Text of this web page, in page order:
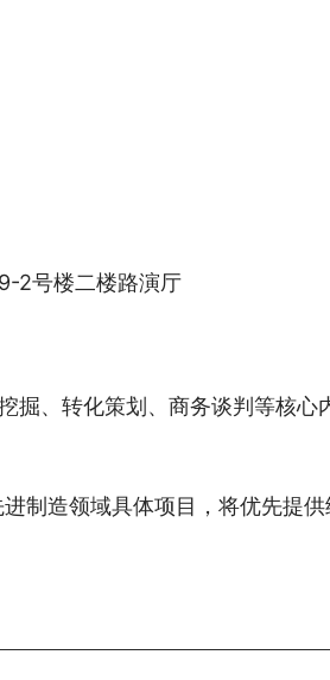
2号楼二楼路演厅
掘、转化策划、商务谈判等核心
制造领域具体项目，将优先提供